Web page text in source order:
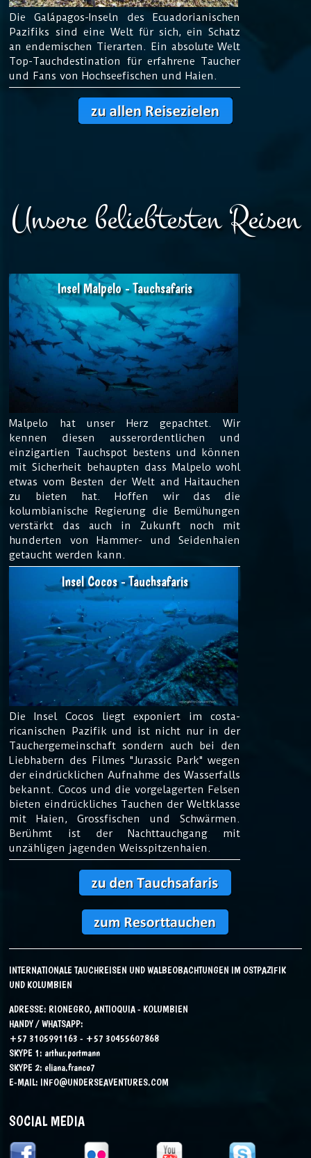
Die Galápagos-Inseln des Ecuadorianischen
Pazifiks sind eine Welt für sich, ein Schatz
an endemischen Tierarten. Ein absolute Welt
Top-Tauchdestination für erfahrene Taucher
und Fans von Hochseefischen und Haien.
Unsere beliebtesten Reisen
Insel Malpelo - Tauchsafaris
Malpelo hat unser Herz gepachtet. Wir
kennen diesen ausserordentlichen und
einzigartien Tauchspot bestens und können
mit Sicherheit behaupten dass Malpelo wohl
etwas vom Besten der Welt and Haitauchen
zu bieten hat. Hoffen wir das die
kolumbianische Regierung die Bemühungen
verstärkt das auch in Zukunft noch mit
hunderten von Hammer- und Seidenhaien
getaucht werden kann.
Insel Cocos - Tauchsafaris
Die Insel Cocos liegt exponiert im costa-
ricanischen Pazifik und ist nicht nur in der
Tauchergemeinschaft sondern auch bei den
Liebhabern des Filmes "Jurassic Park" wegen
der eindrücklichen Aufnahme des Wasserfalls
bekannt. Cocos und die vorgelagerten Felsen
bieten eindrückliches Tauchen der Weltklasse
mit Haien, Grossfischen und Schwärmen.
Berühmt ist der Nachttauchgang mit
unzähligen jagenden Weisspitzenhaien.
INTERNATIONALE TAUCHREISEN UND WALBEOBACHTUNGEN IM OSTPAZIFIK
UND KOLUMBIEN
ADRESSE: RIONEGRO, ANTIOQUIA - KOLUMBIEN
HANDY / WHATSAPP:
+57 3105991163 - +57 30455607868
SKYPE 1: arthur.portmann
SKYPE 2: eliana.franco7
E-MAIL: INFO@UNDERSEAVENTURES.COM
SOCIAL MEDIA